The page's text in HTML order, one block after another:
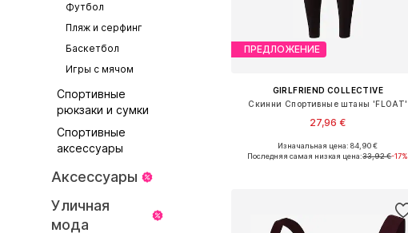
Футбол
Пляж и серфинг
Баскетбол
Игры с мячом
Спортивные
рюкзаки и сумки
Спортивные
аксессуары
Аксессуары
Уличная
мода
ПРЕДЛОЖЕНИЕ
GIRLFRIEND COLLECTIVE
Скинни Спортивные штаны 'FLOAT'
27,96 €
Доступные размеры: XS, S, M, L
Изначальная цена: 84,90 €
Последняя самая низкая цена:33,92 €-17%